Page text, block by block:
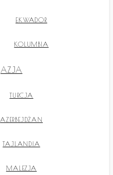
EKWADOR
KOLUMBIA
AZJA
TURCJA
AZERBEJDŻAN
TAJLANDIA
MALEZJA